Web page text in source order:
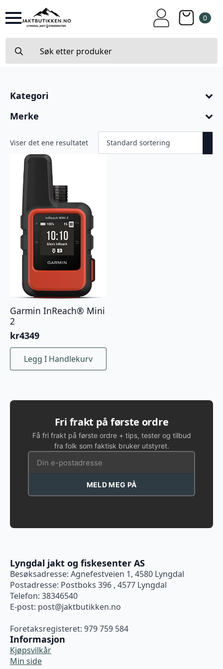
0
for:
Kategori
Merke
Viser det ene resultatet
Garmin InReach® Mini
2
kr4349
Legg I Handlekurv
Fri frakt på første ordre
Få fri frakt på første ordre + tips, tester og tilbud
fra folk som faktisk bruker utstyret.
MELD MEG PÅ
Lyngdal jakt og fiskesenter AS
Besøksadresse: Agnefestveien 1, 4580 Lyngdal
Postadresse: Postboks 396 , 4577 Lyngdal
Telefon: 38346540
E-post: post@jaktbutikken.no
Foretaksregisteret: 979 759 584
Informasjon
Kjøpsvilkår
Min side